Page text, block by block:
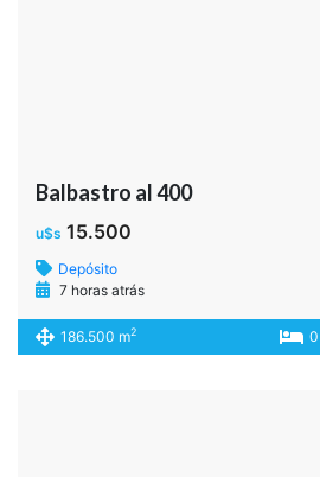
Balbastro al 400
u$s 15.500
Depósito
7 horas atrás
186.500 m2 0